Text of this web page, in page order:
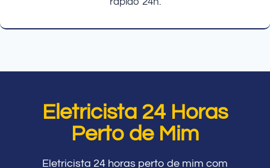
Eletricista 24 Horas
Perto de Mim
Eletricista 24 horas perto de mim com